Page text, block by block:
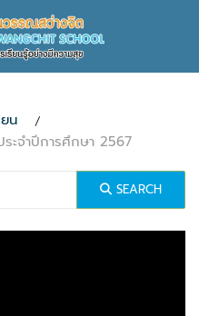
น
ะจำปีการศึกษา 2567
SEARCH